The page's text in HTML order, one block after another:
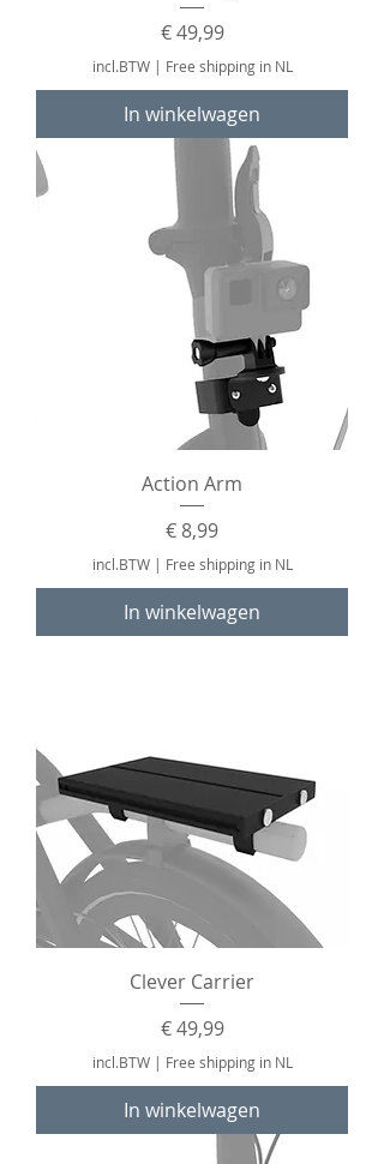
Prijs
€ 49,99
incl.BTW | Free shipping in NL
In winkelwagen
Action Arm
Prijs
€ 8,99
incl.BTW | Free shipping in NL
In winkelwagen
Clever Carrier
Prijs
€ 49,99
incl.BTW | Free shipping in NL
In winkelwagen